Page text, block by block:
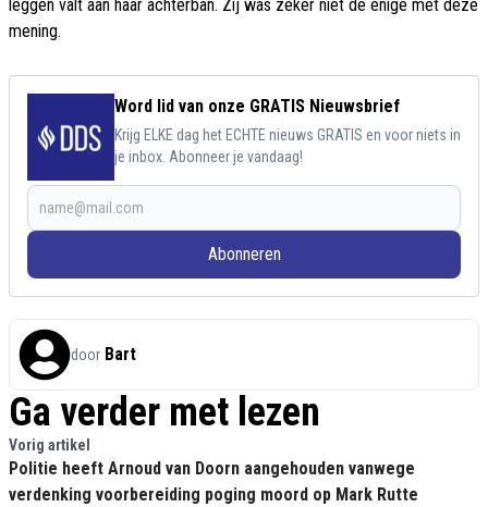
leggen valt aan haar achterban. Zij was zeker niet de enige met deze
mening.
Word lid van onze GRATIS Nieuwsbrief
Krijg ELKE dag het ECHTE nieuws GRATIS en voor niets in
je inbox. Abonneer je vandaag!
Abonneren
door Bart
Ga verder met lezen
Vorig artikel
Politie heeft Arnoud van Doorn aangehouden vanwege
verdenking voorbereiding poging moord op Mark Rutte